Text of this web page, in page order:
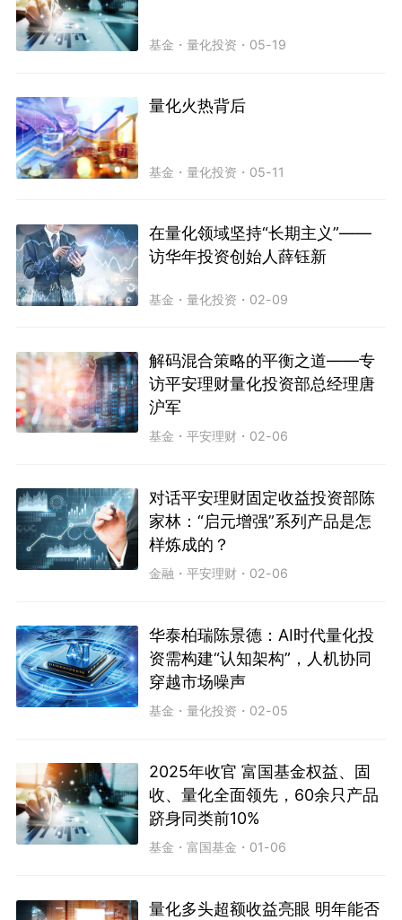
基金 ・量化投资 ・ 05-19
量化火热背后
基金 ・量化投资 ・ 05-11
在量化领域坚持“长期主义”——
访华年投资创始人薛钰新
基金 ・量化投资 ・ 02-09
解码混合策略的平衡之道——专
访平安理财量化投资部总经理唐
沪军
基金 ・平安理财 ・ 02-06
对话平安理财固定收益投资部陈
家林：“启元增强”系列产品是怎
样炼成的？
金融 ・平安理财 ・ 02-06
华泰柏瑞陈景德：AI时代量化投
资需构建“认知架构”，人机协同
穿越市场噪声
基金 ・量化投资 ・ 02-05
2025年收官 富国基金权益、固
收、量化全面领先，60余只产品
跻身同类前10%
基金 ・富国基金 ・ 01-06
量化多头超额收益亮眼 明年能否